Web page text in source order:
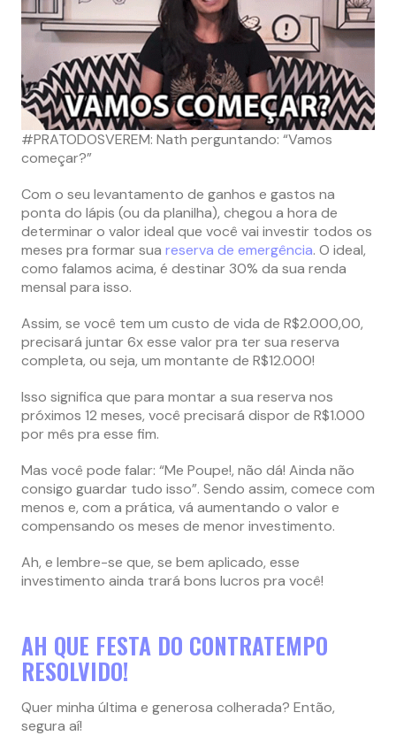
#PRATODOSVEREM: Nath perguntando: “Vamos
começar?”
Com o seu levantamento de ganhos e gastos na
ponta do lápis (ou da planilha), chegou a hora de
determinar o valor ideal que você vai investir todos os
meses pra formar sua reserva de emergência. O ideal,
como falamos acima, é destinar 30% da sua renda
mensal para isso.
Assim, se você tem um custo de vida de R$2.000,00,
precisará juntar 6x esse valor pra ter sua reserva
completa, ou seja, um montante de R$12.000!
Isso significa que para montar a sua reserva nos
próximos 12 meses, você precisará dispor de R$1.000
por mês pra esse fim.
Mas você pode falar: “Me Poupe!, não dá! Ainda não
consigo guardar tudo isso”. Sendo assim, comece com
menos e, com a prática, vá aumentando o valor e
compensando os meses de menor investimento.
Ah, e lembre-se que, se bem aplicado, esse
investimento ainda trará bons lucros pra você!
AH QUE FESTA DO CONTRATEMPO
RESOLVIDO!
Quer minha última e generosa colherada? Então,
segura aí!